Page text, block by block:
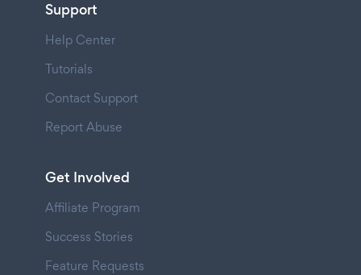
Support
Help Center
Tutorials
Contact Support
Report Abuse
Get Involved
Affiliate Program
Success Stories
Feature Requests